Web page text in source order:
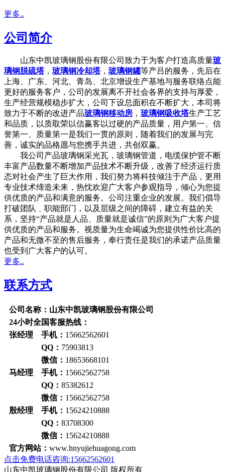
更多..
公司简介
山东中凯玻璃钢股份有限公司致力于为客户打造高质量玻
璃钢脱硫塔， 玻璃钢冷却塔， 玻璃钢罐等产吕的服务，先后在
上海、广东、河北、青岛、北京增设生产基地与服务联络点能
更好的服务客户，公司的发展离不开社会各界的支持与厚爱，
生产经营规模稳步扩大，公司下设总面积在不断扩大，本司将
致力于不断的改进产品玻璃钢移动房 ， 玻璃钢吸收塔生产工艺
和品质，以质取荣以信赢客以过硬的产品质量，用户第一、信
誉第一、质量第一是我们一贯的原则，随着我们的发展与完
善，诚实的品格愿与您携手共进，共创双赢。
我公司产品玻璃钢采光瓦，玻璃钢管道，电缆保护管不断
丰富产品数量不断增加产品技术不断升级，改善了经济运行质
态对社会产生了巨大作用，我们努力将科技倾注于产品，更用
专业技术缔造未来，热忱欢迎广大客户参观指导，倾心为您提
供优质的产品和满意的服务。公司注重企业的发展。我们倡导
打破团队﹑职能部门，以及层级之间的障碍，建立有益的关
系，坚持“产品就是人品、质量就是诚信”的原则为广大客户提
供优质的产品和服务。视质量为生命竭诚为您提供性价比高的
产品和无微不至的售后服务，奉行责任是我们的承诺产品质量
也受到广大客户的认可。
更多..
联系方式
公司名称：山东中凯玻璃钢股份有限公司
24小时全国客服热线：
张经理 手机： 15662562601
QQ： 75903813
微信： 18653668101
马经理 手机： 15662562758
QQ： 85382612
微信： 15662562758
殷经理 手机： 15624210888
QQ： 83708300
微信： 15624210888
官方网站： www.hnyujiehuagong.com
点击免费电话咨询:15662562601
山东中凯玻璃钢股份有限公司 版权所有